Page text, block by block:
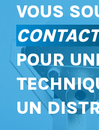
VOUS
POUR
UN